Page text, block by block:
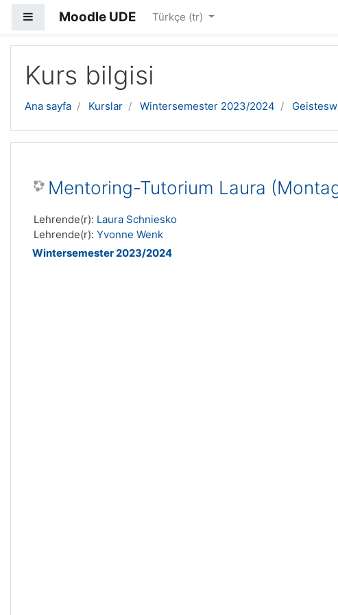
Yan panelMoodle UDE Türkçe ‎(tr)‎
Kurs bilgisi
Ana sayfa Kurslar Wintersemester 2023/2024
Mentoring-Tutorium Laura
Lehrende(r): Laura Schniesko
Lehrende(r): Yvonne Wenk
Wintersemester 2023/2024